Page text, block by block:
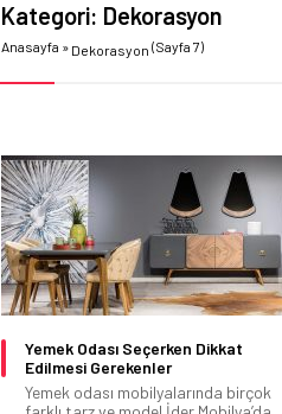
Kategori: Dekorasyon
Anasayfa » Dekorasyon (Sayfa 7)
Yemek Odası Seçerken Dikkat
Edilmesi Gerekenler
Yemek odası mobilyalarında birçok